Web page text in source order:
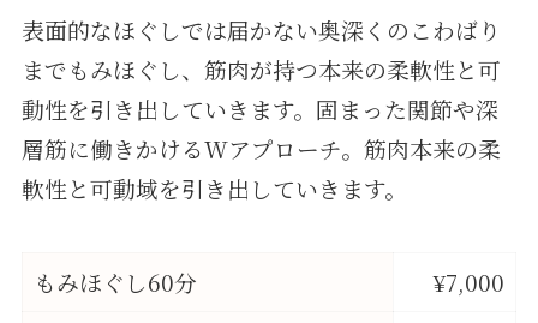
表面的なほぐしでは届かない奥深くのこわばり
までもみほぐし、筋肉が持つ本来の柔軟性と可
動性を引き出していきます。固まった関節や深
層筋に働きかけるWアプローチ。筋肉本来の柔
軟性と可動域を引き出していきます。
もみほぐし60分
¥7,000